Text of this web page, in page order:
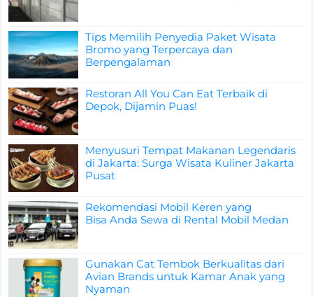
Tips Memilih Penyedia Paket Wisata
Bromo yang Terpercaya dan
Berpengalaman
Restoran All You Can Eat Terbaik di
Depok, Dijamin Puas!
Menyusuri Tempat Makanan Legendaris
di Jakarta: Surga Wisata Kuliner Jakarta
Pusat
Rekomendasi Mobil Keren yang
Bisa Anda Sewa di Rental Mobil Medan
Gunakan Cat Tembok Berkualitas dari
Avian Brands untuk Kamar Anak yang
Nyaman